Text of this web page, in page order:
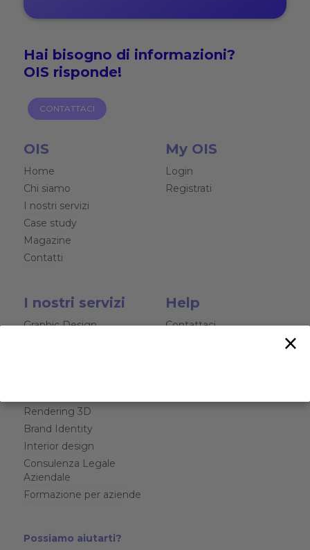
Hai bisogno di informazioni?
OIS risponde!
CONTATTACI
OIS
Home
Chi siamo
I nostri servizi
Case study
Magazine
Contatti
My OIS
Login
Registrati
I nostri servizi
Graphic Design
Rendering 3D
Brand Identity
Interior design
Consulenza Legale
Aziendale
Formazione per aziende
Help
Contattaci
Possiamo aiutarti?
×